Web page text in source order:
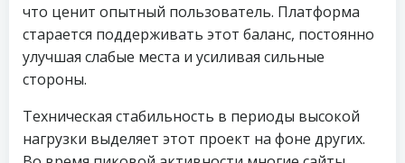
что ценит опытный пользователь. Платформа
старается поддерживать этот баланс, постоянно
улучшая слабые места и усиливая сильные
стороны.
Техническая стабильность в периоды высокой
нагрузки выделяет этот проект на фоне других.